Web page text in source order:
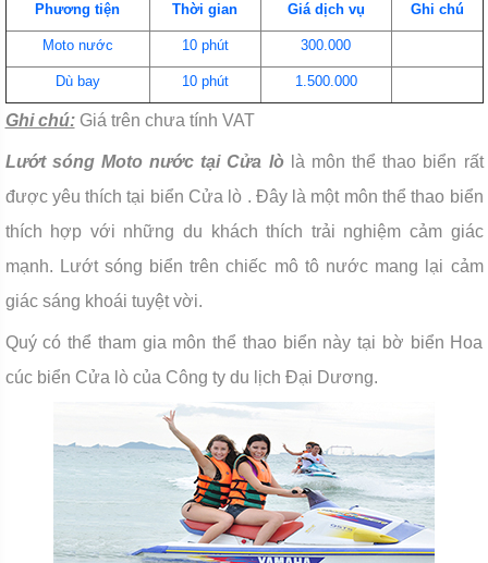
Phương tiện Thời gian Giá dịch vụ Ghi chú
Moto nước 10 phút 300.000
Dù bay 10 phút 1.500.000
Ghi chú:Giá trên chưa tính VAT
Lướt sóng Moto nước tại Cửa lòlà môn thể thao biển rất
được yêu thích tại biển Cửa lò . Đây là một môn thể thao biển
thích hợp với những du khách thích trải nghiệm cảm giác
mạnh. Lướt sóng biển trên chiếc mô tô nước mang lại cảm
giác sáng khoái tuyệt vời.
Quý có thể tham gia môn thể thao biển này tại bờ biển Hoa
cúc biển Cửa lò của Công ty du lịch Đại Dương.